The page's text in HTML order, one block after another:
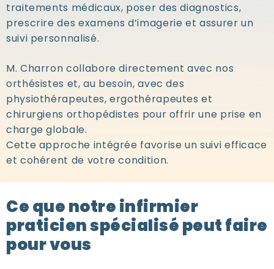
traitements médicaux, poser des diagnostics,
prescrire des examens d’imagerie et assurer un
suivi personnalisé.
M. Charron collabore directement avec nos
orthésistes et, au besoin, avec des
physiothérapeutes, ergothérapeutes et
chirurgiens orthopédistes pour offrir une prise en
charge globale.
Cette approche intégrée favorise un suivi efficace
et cohérent de votre condition.
Ce que notre infirmier
praticien spécialisé peut faire
pour vous